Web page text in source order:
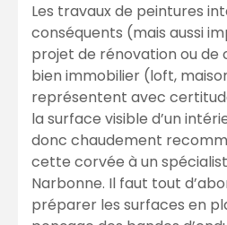
Les travaux de peintures
conséquents (mais aussi
projet de rénovation ou de
bien immobilier (loft,
représentent avec
la surface visible d’un
donc chaudement
cette corvée à un
Narbonne. Il faut tout
préparer les surfaces en